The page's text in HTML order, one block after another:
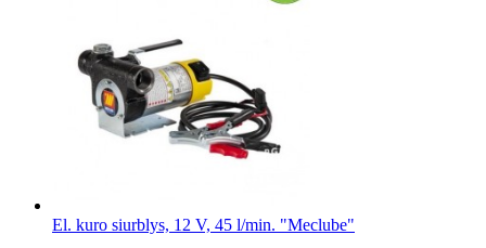
El. kuro siurblys, 12 V, 45 l/min. "Meclube"